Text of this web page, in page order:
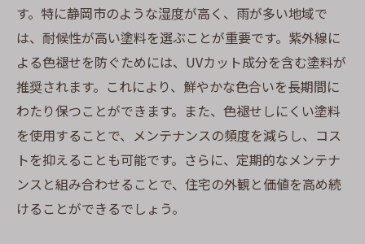
す。特に静岡市のような湿度が高く、雨が多い地域で
は、耐候性が高い塗料を選ぶことが重要です。紫外線に
よる色褪せを防ぐためには、UVカット成分を含む塗料が
推奨されます。これにより、鮮やかな色合いを長期間に
わたり保つことができます。また、色褪せしにくい塗料
を使用することで、メンテナンスの頻度を減らし、コス
トを抑えることも可能です。さらに、定期的なメンテナ
ンスと組み合わせることで、住宅の外観と価値を高め続
けることができるでしょう。